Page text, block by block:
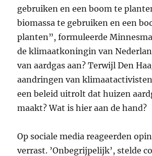
gebruiken en een boom te
biomassa te gebruiken en een
planten”, formuleerde
de klimaatkoningin van
van aardgas aan? Terwijl Den
aandringen van
een beleid uitrolt dat huizen
maakt? Wat is hier aan de hand?
Op sociale media reageerden
verrast. ’Onbegrijpelijk’, stelde